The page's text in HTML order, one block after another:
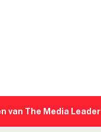
van The Media Leader